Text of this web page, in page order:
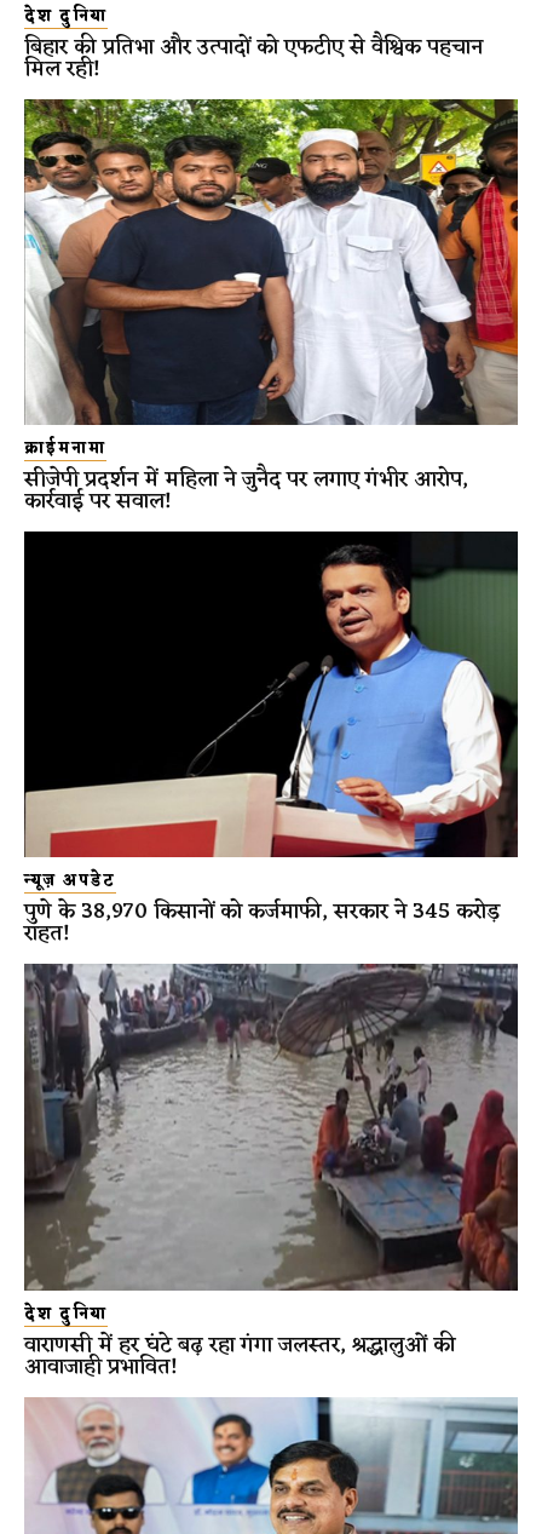
देश दुनिया
बिहार की प्रतिभा और उत्पादों को एफटीए से वैश्विक पहचान
मिल रही!
क्राईमनामा
सीजेपी प्रदर्शन में महिला ने जुनैद पर लगाए गंभीर आरोप,
कार्रवाई पर सवाल!
न्यूज़ अपडेट
पुणे के 38,970 किसानों को कर्जमाफी, सरकार ने 345 करोड़
राहत!
देश दुनिया
वाराणसी में हर घंटे बढ़ रहा गंगा जलस्तर, श्रद्धालुओं की
आवाजाही प्रभावित!